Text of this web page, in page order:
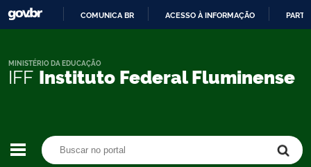
CONTEÚDO
COMUNICA BR ACESSO À INFORMAÇÃO
IFF Instituto Federal Fluminense
MINISTÉRIO DA EDUCAÇÃO